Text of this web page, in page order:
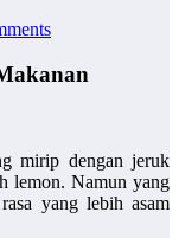
mirip dengan jeruk
lemon. Namun yang
yang lebih asam